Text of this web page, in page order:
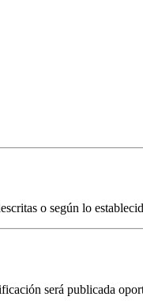
o según lo
será publicada